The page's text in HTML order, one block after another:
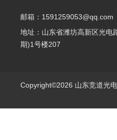
邮箱：1591259053@qq.com
地址：山东省潍坊高新区光电
期)1号楼207
Copyright©2026 山东竞道光